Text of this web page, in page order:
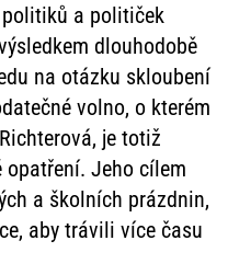
a političek
dlouhodobě
na otázku skloubení
volno, o kterém
je totiž
Jeho cílem
a školních prázdnin,
aby trávili více času